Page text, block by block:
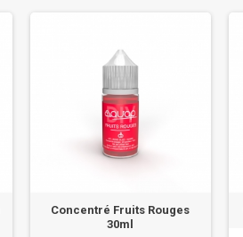
Concentré Fruits Rouges
30ml